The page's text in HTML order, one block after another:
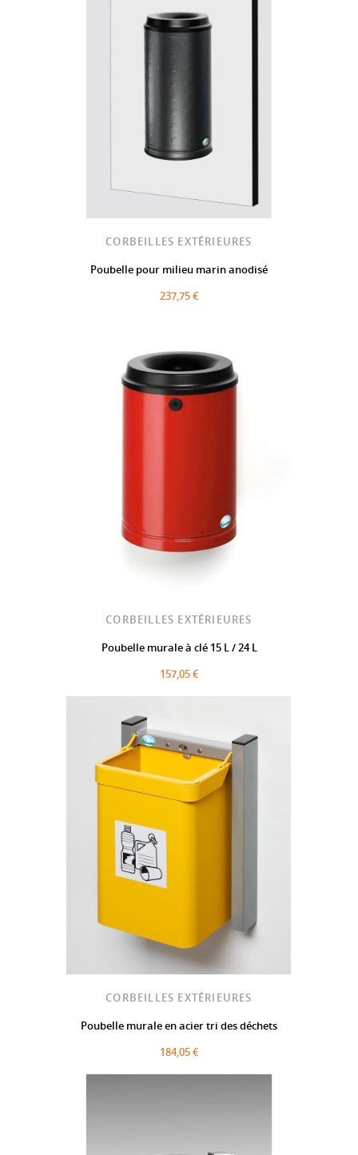
CORBEILLES EXTÉRIEURES
Poubelle pour milieu marin anodisé
237,75 €
CORBEILLES EXTÉRIEURES
Poubelle murale à clé 15 L / 24 L
157,05 €
CORBEILLES EXTÉRIEURES
Poubelle murale en acier tri des déchets
184,05 €